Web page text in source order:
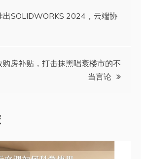
出SOLIDWORKS 2024，云端协
房补贴，打击抹黑唱衰楼市的不
当言论